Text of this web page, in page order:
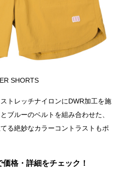
SHORTS
トレッチナイロンにDWR加工を施
ブルーのベルトを組み合わせた、
る絶妙なカラーコントラストもポ
格・詳細をチェック！